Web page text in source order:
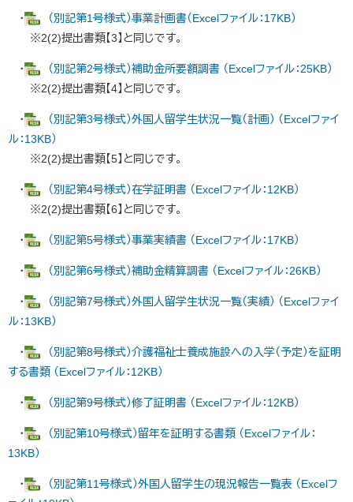
・
（別記第1号様式）事業計画書（Excelファイル：17KB）
※2(2)提出書類【3】と同じです。
・
（別記第2号様式）補助金所要額調書 （Excelファイル：25KB）
※2(2)提出書類【4】と同じです。
・
（別記第3号様式）外国人留学生状況一覧（計画） （Excelファイ
ル：13KB）
※2(2)提出書類【5】と同じです。
・
（別記第4号様式）在学証明書 （Excelファイル：12KB）
※2(2)提出書類【6】と同じです。
・ （別記第5号様式）事業実績書 （Excelファイル：17KB）
・ （別記第6号様式）補助金精算調書 （Excelファイル：26KB）
・
（別記第7号様式）外国人留学生状況一覧（実績） （Excelファイ
ル：13KB）
・
（別記第8号様式）介護福祉士養成施設への入学（予定）を証明
する書類 （Excelファイル：12KB）
・ （別記第9号様式）修了証明書 （Excelファイル：12KB）
・
（別記第10号様式）留年を証明する書類 （Excelファイル：
13KB）
・
（別記第11号様式）外国人留学生の現況報告一覧表 （Excelフ